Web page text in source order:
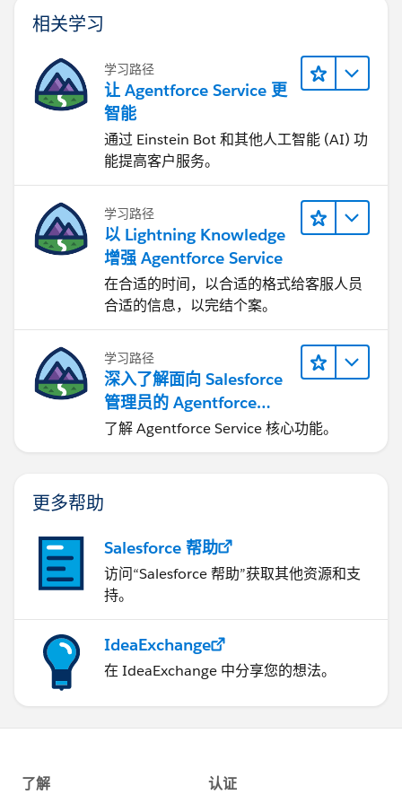
相关学习
学习路径
让 Agentforce Service 更
智能
通过 Einstein Bot 和其他人工智能 (AI) 功
能提高客户服务。
学习路径
以 Lightning Knowledge
增强 Agentforce Service
在合适的时间，以合适的格式给客服人员
合适的信息，以完结个案。
学习路径
深入了解面向 Salesforce
管理员的 Agentforce
Service
了解 Agentforce Service 核心功能。
更多帮助
Salesforce 帮助
访问“Salesforce 帮助”获取其他资源和支
持。
IdeaExchange
在 IdeaExchange 中分享您的想法。